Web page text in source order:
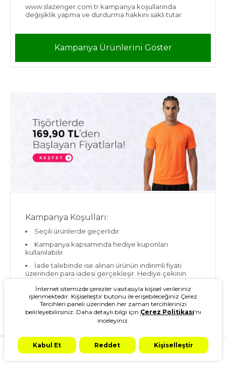
www.slazenger.com.tr kampanya koşullarında
değişiklik yapma ve durdurma hakkını saklı tutar.
Kampanya Ürünlerini Göster
Kampanya Koşulları:
Seçili ürünlerde geçerlidir.
Kampanya kapsamında hediye kuponları
kullanılabilir.
İade talebinde ise alınan ürünün indirimli fiyatı
üzerinden para iadesi gerçekleşir. Hediye çekinin
sağlamış olduğu indirim tutarı tekrardan hesabınıza
yansıtılmaz.
Kampanyamızda değişim mevcut değildir.
Değiştirmek istediğiniz ürünleri iade gönderip para
değişiklik yapma ve durdurma hakkını saklı tutar.
İnternet sitemizde çerezler vasıtasıyla kişisel verileriniz
işlenmektedir. Kişiselleştir butonu ile erişebileceğiniz Çerez
Tercihleri paneli üzerinden her zaman tercihlerinizi
belirleyebilirsiniz. Daha detaylı bilgi için Çerez Politikası'nı
inceleyiniz.
Kabul Et Reddet Kişiselleştir